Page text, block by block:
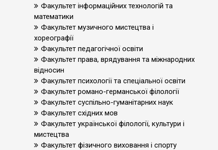
Факультет інформаційних технологій та
математики
Факультет музичного мистецтва і
хореографії
Факультет педагогічної освіти
Факультет права, врядування та міжнародних
відносин
Факультет психології та спеціальної освіти
Факультет романо-германської філології
Факультет суспільно-гуманітарних наук
Факультет східних мов
Факультет української філології, культури і
мистецтва
Факультет фізичного виховання і спорту